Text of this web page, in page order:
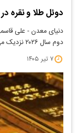
دوئل طلا و نقره
دنیای معدن - علی
دوم سال ۲۰۲۶ نزدیک می‌شود که یکی از مهم‌ترین…
۷ تیر ۱۴۰۵